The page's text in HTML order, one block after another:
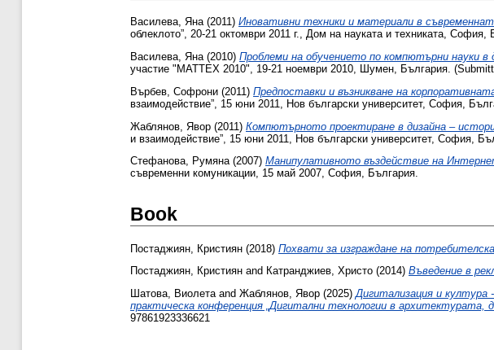
Василева, Яна(2011) Иновативни техники и материали в
облеклото”, 20-21 октомври 2011 г., Дом на науката и техниката, София,
Василева, Яна(2010) Проблеми на обучението по компютърни науки
участие "МАТТЕХ 2010", 19-21 ноември 2010, Шумен, България.
Върбев, Софрони (2011) Предпоставки и възникване на
взаимодействие”, 15 юни 2011, Нов български университет, София,
Жаблянов, Явор (2011) Компютърното проектиране в дизайна –
и взаимодействие”, 15 юни 2011, Нов български университет, София,
Стефанова, Румяна(2007) Манипулативното въздействие на
съвременни комуникации, 15 май 2007, София, България.
Book
Постаджиян, Кристиян (2018) Похвати за изграждане на
Постаджиян, Кристиян and Катранджиев, Христо (2014) Въведение в
Шатова, Виолетаand Жаблянов, Явор (2025)Дигитализация и култура
практическа конференция „Дигитални технологии в архитектурата,
97861923336621